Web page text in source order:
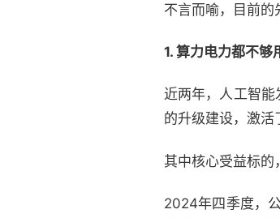
不言而喻，目前的
1. 算力电力都不够
近两年，人工智
的升级建设，激活
其中核心受益标的
2024年四季度，